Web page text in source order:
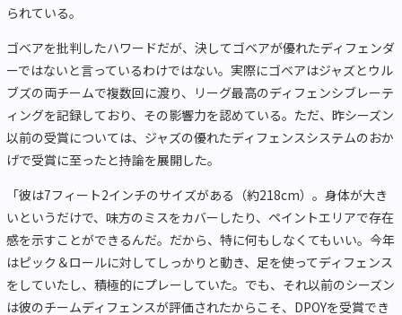
られている。
ゴベアを批判したハワードだが、決してゴベアが優れたディフェンダ
ーではないと言っているわけではない。実際にゴベアはジャズとウル
ブズの両チームで複数回に渡り、リーグ最高のディフェンシブレーテ
ィングを記録しており、その影響力を認めている。ただ、昨シーズン
以前の受賞については、ジャズの優れたディフェンスシステムのおか
げで受賞に至ったと持論を展開した。
「彼は7フィート2インチのサイズがある（約218cm）。身体が大き
いというだけで、味方のミスをカバーしたり、ペイントエリアで存在
感を示すことができるんだ。だから、特に何もしなくてもいい。今年
はピック＆ロールに対してしっかりと動き、足を使ってディフェンス
をしていたし、積極的にプレーしていた。でも、それ以前のシーズン
は彼のチームディフェンスが評価されたからこそ、DPOYを受賞でき